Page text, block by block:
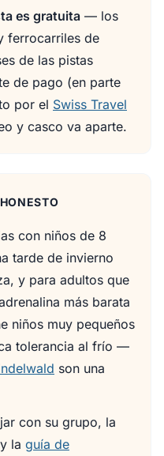
es gratuita — los
ferrocarriles de
de las pistas
de pago (en parte
por el Swiss Travel
y casco va aparte.
con niños de 8
tarde de invierno
y para adultos que
más barata
niños muy pequeños
tolerancia al frío —
son una
con su grupo, la
y la guía de